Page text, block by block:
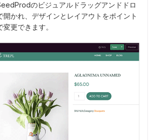
のビジュアルドラッグアンドドロ
開かれ、デザインとレイアウトをポイント
更できます。